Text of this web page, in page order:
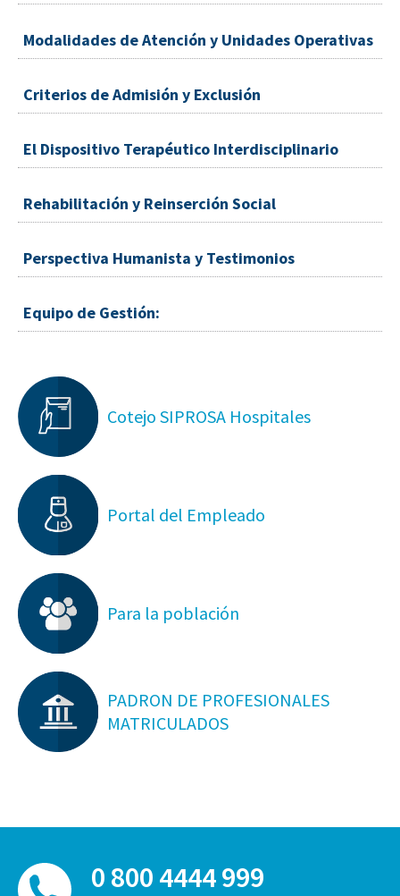
Modalidades de Atención y Unidades Operativas
Criterios de Admisión y Exclusión
El Dispositivo Terapéutico Interdisciplinario
Rehabilitación y Reinserción Social
Perspectiva Humanista y Testimonios
Equipo de Gestión:
Cotejo SIPROSA Hospitales
Portal del Empleado
Para la población
PADRON DE PROFESIONALES
MATRICULADOS
0 800 4444 999